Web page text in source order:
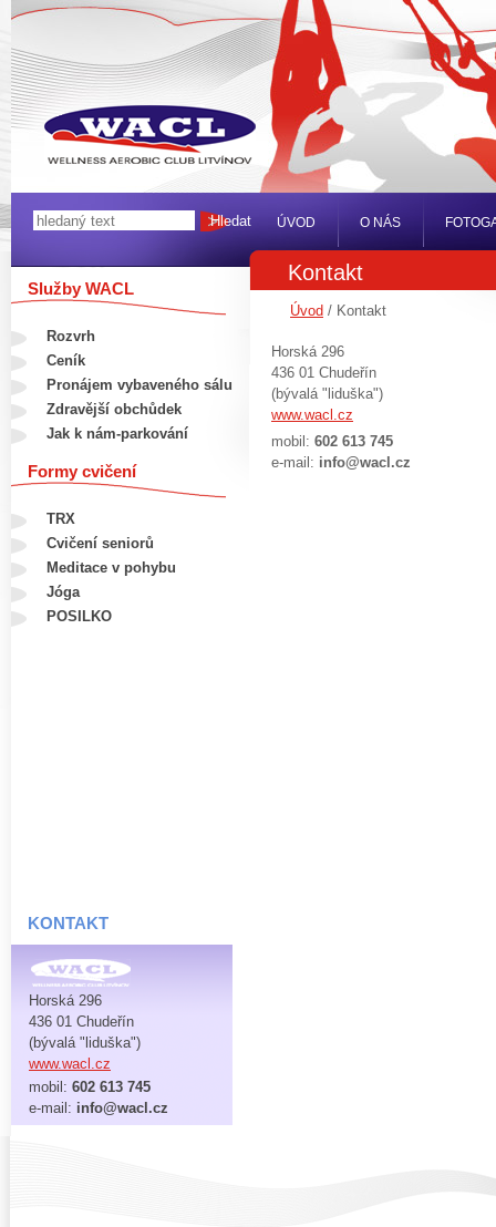
ÚVOD O NÁS
Služby WACL
Rozvrh
Ceník
Pronájem vybaveného sálu
Zdravější obchůdek
Jak k nám-parkování
Formy cvičení
TRX
Cvičení seniorů
Meditace v pohybu
Jóga
POSILKO
KONTAKT
Horská 296
436 01 Chudeřín
(bývalá "liduška")
www.wacl.cz
mobil: 602 613 745
e-mail: info@wacl.cz
Kontakt
Úvod / Kontakt
Horská 296
436 01 Chudeřín
(bývalá "liduška")
www.wacl.cz
mobil: 602 613 745
e-mail: info@wacl.cz